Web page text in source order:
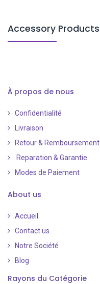
Accessory Products
À propos de nous
Confidentialité
Livraison
Retour & Remboursement
Reparation & Garantie
Modes de Paiement
About us
Accueil
Contact us
Notre Société
Blog
Rayons du Catégorie